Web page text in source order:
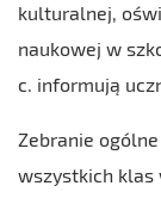
kulturalnej,
naukowej w
c. informują
Zebranie
wszystkich klas